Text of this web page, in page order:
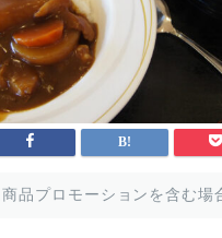
品プロモーションを含む場